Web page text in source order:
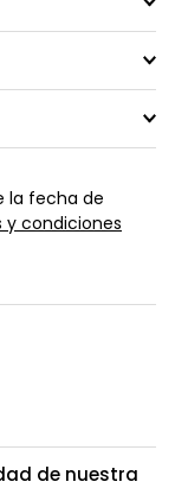
la fecha de
y condiciones
de nuestra